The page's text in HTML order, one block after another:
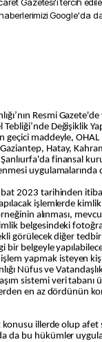
Google'da
Resmi
Değişiklik
geçici maddeyle,
Hatay,
finansal
uygulamalarında
2023 tarihinden
işlemlerde
alınması,
belgesindeki
görülecek diğer
bir belgeyle
yapmak isteyen
Nüfus ve
sistemi veri tabanı
en az dördünün
konusu illerde olup afet
da bu hükümler